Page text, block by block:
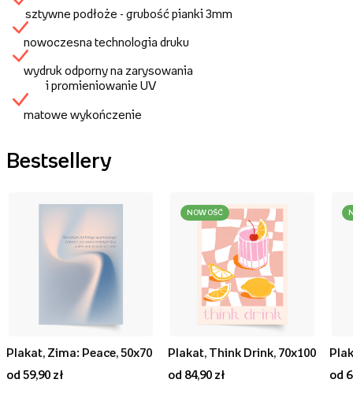
sztywne podłoże - grubość pianki 3mm
nowoczesna technologia druku
wydruk odporny na zarysowania
i promieniowanie UV
matowe wykończenie
Bestsellery
Plakat, Zima: Peace, 50x70
od 59,90 zł
NOWOŚĆ
Plakat, Think Drink, 70x100
od 84,90 zł
od